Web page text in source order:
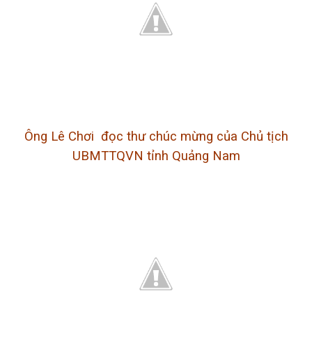
Ông Lê Chơi đọc thư chúc mừng của Chủ tịch
UBMTTQVN tỉnh Quảng Nam